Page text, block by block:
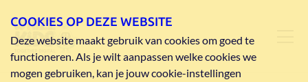
COOKIES OP DEZE WEBSITE
Deze website maakt gebruik van cookies om goed te
functioneren. Als je wilt aanpassen welke cookies we
mogen gebruiken, kan je jouw cookie-instellingen